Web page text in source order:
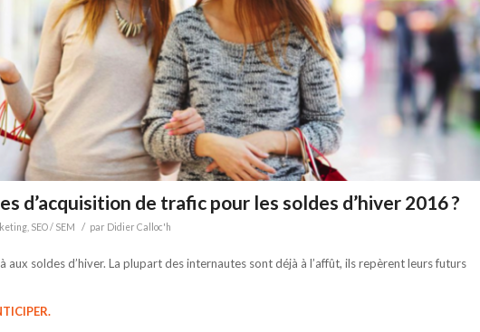
d’acquisition de trafic pour les soldes d’hiver 2016 ?
SEO / SEM / par Didier Calloc'h
aux soldes d’hiver. La plupart des internautes sont déjà à l’affût, ils repèrent leurs futurs